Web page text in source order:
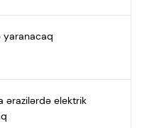
yaranacaq
ərazilərdə elektrik